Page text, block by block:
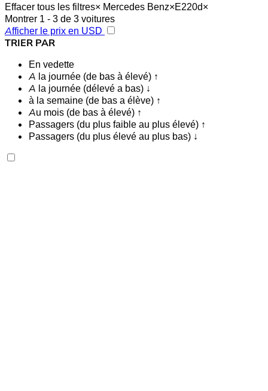
Effacer tous les filtres× Mercedes Benz×E220d×
Montrer 1 - 3 de 3 voitures
Afficher le prix en USD
TRIER PAR
En vedette
A la journée (de bas à élevé) ↑
A la journée (délevé a bas) ↓
à la semaine (de bas a élève) ↑
Au mois (de bas à élevé) ↑
Passagers (du plus faible au plus élevé) ↑
Passagers (du plus élevé au plus bas) ↓